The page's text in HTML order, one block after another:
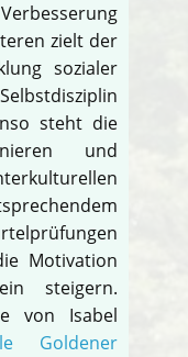
zielt der
sozialer
steht die
und
Motivation
steigern.
von Isabel
Goldener